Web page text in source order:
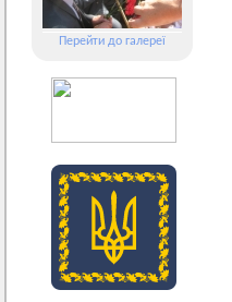
Перейти до галереї